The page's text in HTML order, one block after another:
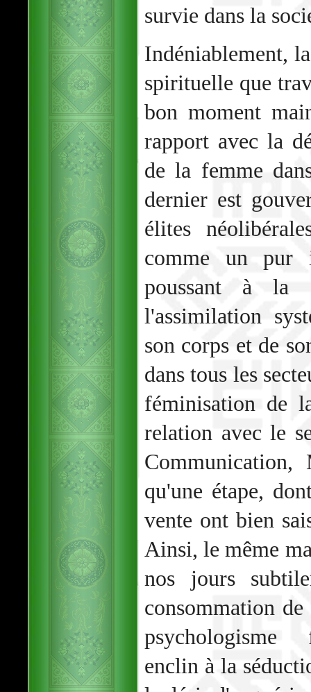
survie dans la
Indéniablement,
spirituelle que
bon moment
rapport avec la
de la femme
dernier est
élites
comme un pur
poussant à la
l'assimilation
son corps et de
dans tous les
féminisation de
relation avec le
qu'une étape,
vente ont bien
Ainsi, le même
nos jours
consommation
psychologisme
enclin à la